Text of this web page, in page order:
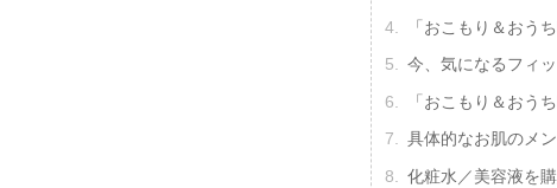
「おこもり＆おう
今、気になるフィ
「おこもり＆おう
具体的なお肌のメ
化粧水／美容液を